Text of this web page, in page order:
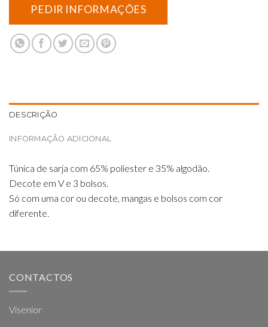
DESCRIÇÃO
INFORMAÇÃO ADICIONAL
Túnica de sarja com 65% poliester e 35% algodão.
Decote em V e 3 bolsos.
Só com uma cor ou decote, mangas e bolsos com cor
diferente.
CONTACTOS
Visenior